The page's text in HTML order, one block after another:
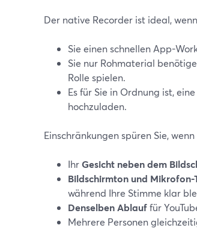
Der native Recorder ist ideal,
Sie einen schnellen App-
Sie nur Rohmaterial
Rolle spielen.
Es für Sie in Ordnung ist,
hochzuladen.
Einschränkungen spüren Sie, wenn
IhrGesicht neben dem
Bildschirmton und Mikrofon-
während Ihre Stimme klar
Denselben Ablauffür
Mehrere Personen